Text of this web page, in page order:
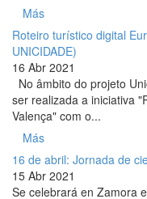
Más
Roteiro turístico digital
UNICIDADE)
16 Abr 2021
No âmbito do projeto
ser realizada a iniciativa
Valença" com o...
Más
16 de abril: Jornada de
15 Abr 2021
Se celebrará en Zamora